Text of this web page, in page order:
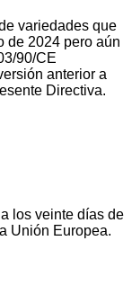
variedades que
de 2024 pero aún
90/CE
anterior a
Directiva.
los veinte días de
Unión Europea.